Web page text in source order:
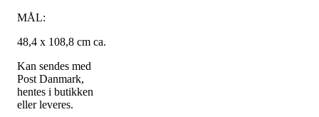
MÅL:
48,4 x 108,8 cm ca.
Kan sendes med
Post Danmark,
hentes i butikken
eller leveres.